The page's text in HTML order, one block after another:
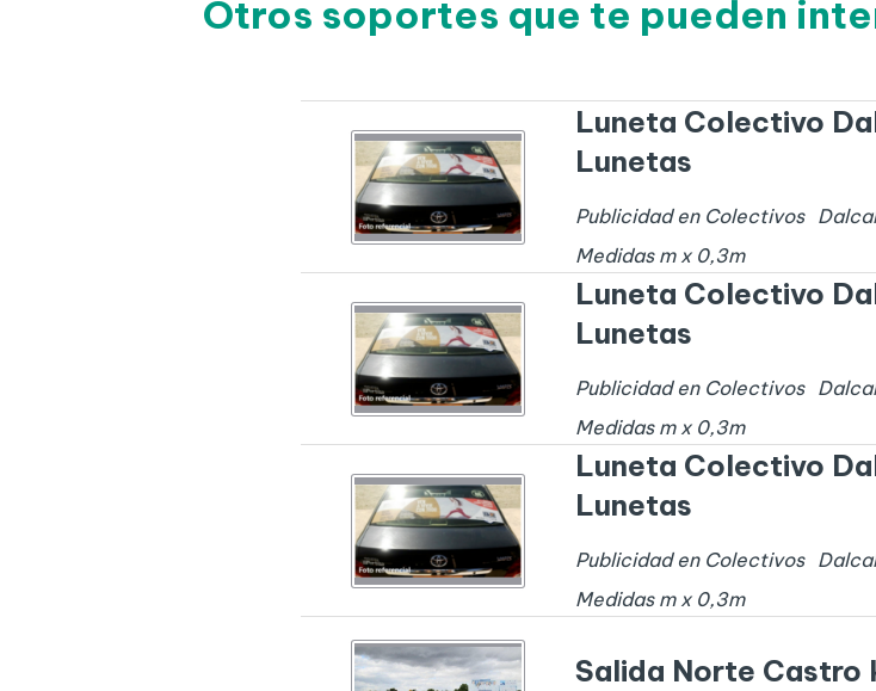
Otros soportes que te pueden
Luneta Colectivo
Lunetas
Publicidad en Colectivos
Medidas m x 0,3m
Luneta Colectivo
Lunetas
Publicidad en Colectivos
Medidas m x 0,3m
Luneta Colectivo
Lunetas
Publicidad en Colectivos
Medidas m x 0,3m
Salida Norte Castro